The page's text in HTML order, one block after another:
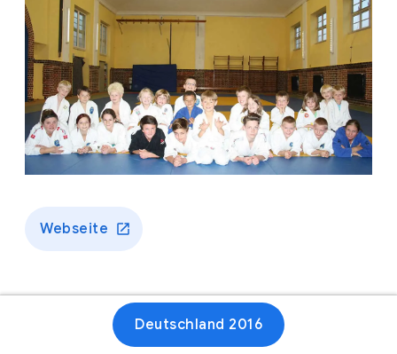
Webseite
Deutschland 2016